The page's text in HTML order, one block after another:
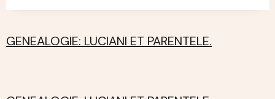
GENEALOGIE: LUCIANI ET PARENTELE.